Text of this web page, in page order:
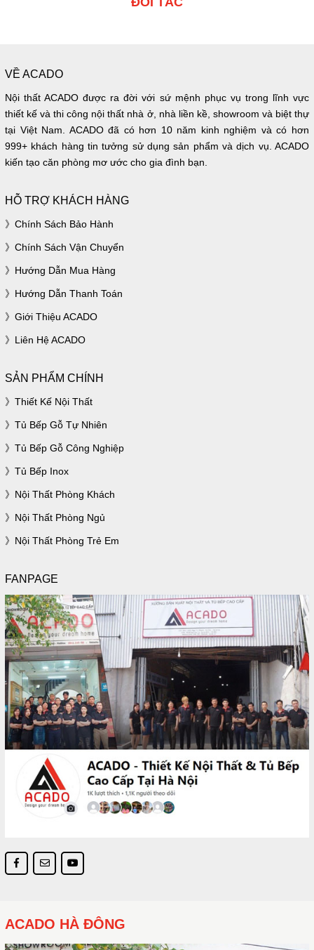
VỀ ACADO
Nội thất ACADO được ra đời với sứ mệnh phục vụ trong lĩnh vực
thiết kế và thi công nội thất nhà ở, nhà liền kề, showroom và biệt thự
tại Việt Nam. ACADO đã có hơn 10 năm kinh nghiệm và có hơn
999+ khách hàng tin tưởng sử dụng sản phẩm và dịch vụ. ACADO
kiến tạo căn phòng mơ ước cho gia đình bạn.
HỖ TRỢ KHÁCH HÀNG
Chính Sách Bảo Hành
Chính Sách Vận Chuyển
Hướng Dẫn Mua Hàng
Hướng Dẫn Thanh Toán
Giới Thiệu ACADO
Liên Hệ ACADO
SẢN PHẨM CHÍNH
Thiết Kế Nội Thất
Tủ Bếp Gỗ Tự Nhiên
Tủ Bếp Gỗ Công Nghiệp
Tủ Bếp Inox
Nội Thất Phòng Khách
Nội Thất Phòng Ngủ
Nội Thất Phòng Trẻ Em
FANPAGE
ACADO HÀ ĐÔNG